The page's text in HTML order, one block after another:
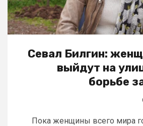
Севал Билгин:
выйдут на
борьбе
Пока женщины всего мира